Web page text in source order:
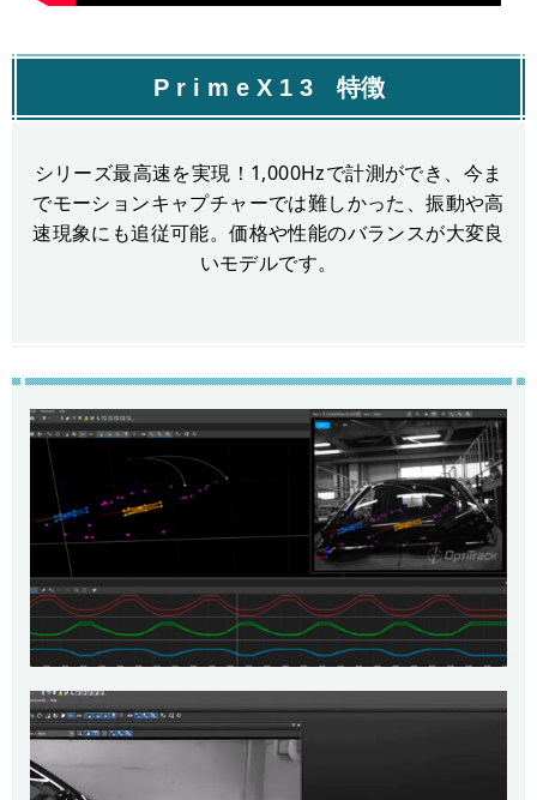
P r i m e X 1 3 特徴
シリーズ最高速を実現！1,000Hzで計測ができ、今ま
でモーションキャプチャーでは難しかった、振動や高
速現象にも追従可能。価格や性能のバランスが大変良
いモデルです。